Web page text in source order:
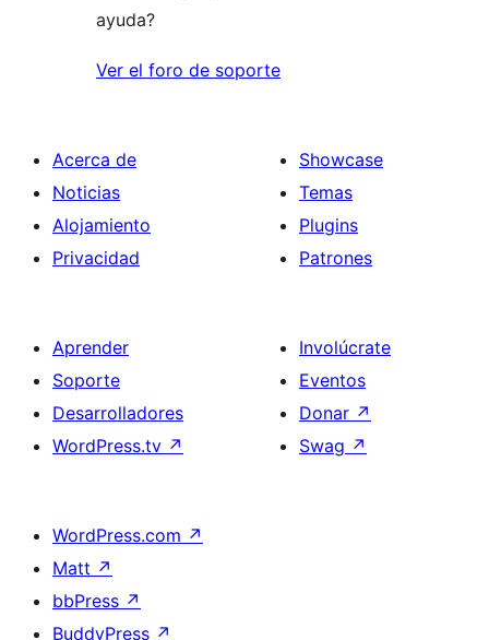
ayuda?
Ver el foro de soporte
Acerca de
Noticias
Alojamiento
Privacidad
Showcase
Temas
Plugins
Patrones
Aprender
Soporte
Desarrolladores
WordPress.tv ↗
Involúcrate
Eventos
Donar ↗
Swag ↗
WordPress.com ↗
Matt ↗
bbPress ↗
BuddyPress ↗